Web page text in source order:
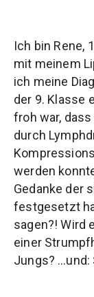
Ich bin Rene,
mit meinem
ich meine
der 9. Klasse
froh war,
durch
werden
Gedanke der
festgesetzt
sagen?! Wird
einer
Jungs?